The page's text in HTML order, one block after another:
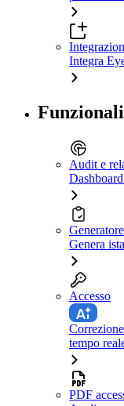
Integra
Audit e
Genera
Accesso
tempo
PDF